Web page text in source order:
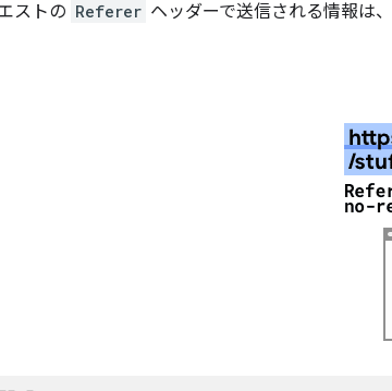
ストの Referer ヘッダーで送信される情報は